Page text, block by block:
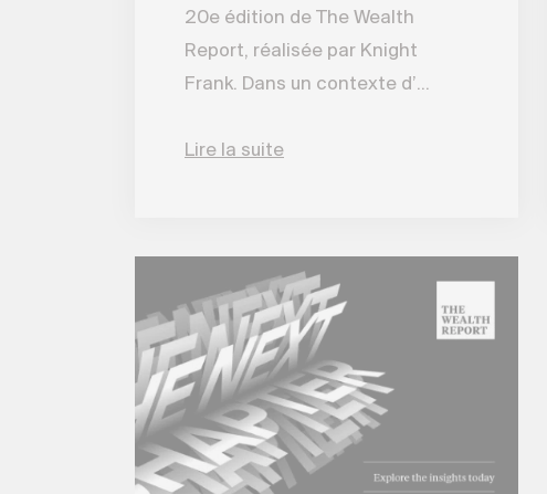
20e édition de The Wealth
Report, réalisée par Knight
Frank. Dans un contexte d’...
Lire la suite